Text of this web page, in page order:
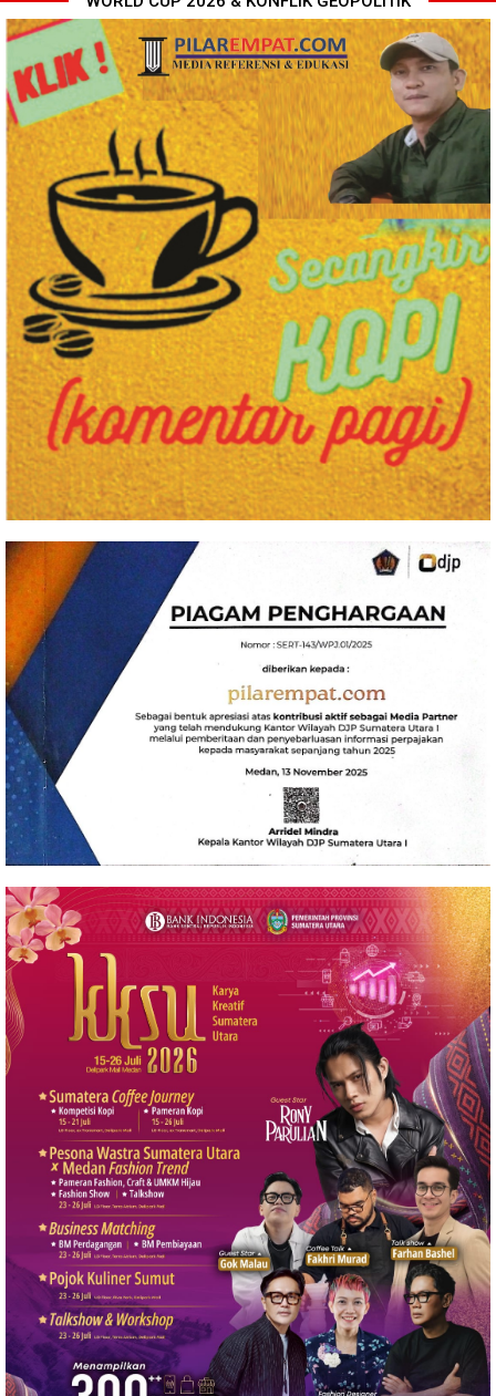
Polresta Deli Serdang Bekuk
Dua orang Pengedar Narkoba
di Pagar Merbau
Perkuat Kinerja Organisasi dan
Pengembangan Karier, OJK
Lantik Pejabat Baru